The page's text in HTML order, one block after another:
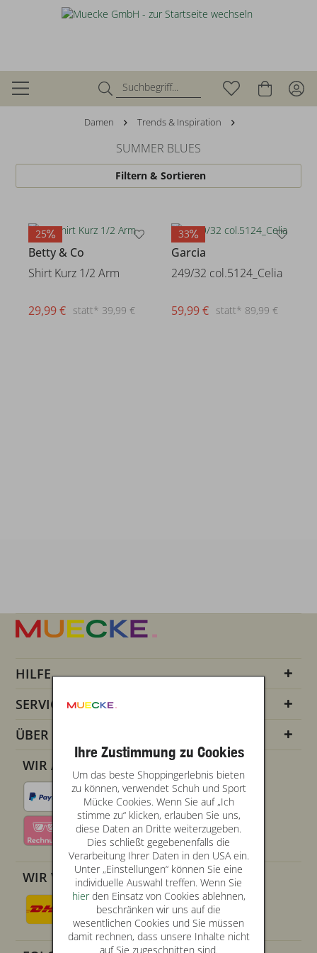
Damen Trends & Inspiration
SUMMER BLUES
Filtern & Sortieren
25
Betty & Co
Shirt Kurz 1/2 Arm
statt* 39,99 €
29,99 €
33
Garcia
249/32 col.5124_Celia
statt* 89,99 €
59,99 €
HILFE
SERVICE INFOS
ÜBER UNS
WIR AKZEPTIEREN
WIR VERSENDEN MIT
Ihre Zustimmung zu Cookies
Um das beste Shoppingerlebnis bieten
zu können, verwendet Schuh und Sport
Mücke Cookies. Wenn Sie auf „Ich
stimme zu“ klicken, erlauben Sie uns,
diese Daten an Dritte weiterzugeben.
Dies schließt gegebenenfalls die
Verarbeitung Ihrer Daten in den USA ein.
Unter „Einstellungen“ können Sie eine
individuelle Auswahl treffen. Wenn Sie
hierden Einsatz von Cookies ablehnen,
beschränken wir uns auf die
wesentlichen Cookies und Sie müssen
damit rechnen, dass unsere Inhalte nicht
auf Sie zugeschnitten sind.